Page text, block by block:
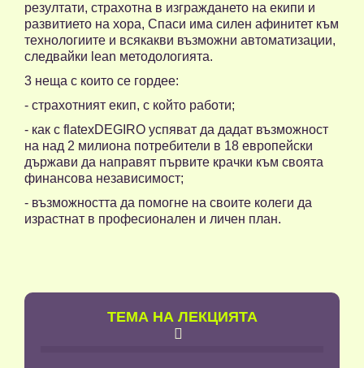
резултати, страхотна в изграждането на екипи и
развитието на хора, Спаси има силен афинитет към
технологиите и всякакви възможни автоматизации,
следвайки lean методологията.
3 неща с които се гордее:
- страхотният екип, с който работи;
- как с flatexDEGIRO успяват да дадат възможност
на над 2 милиона потребители в 18 европейски
държави да направят първите крачки към своята
финансова независимост;
- възможността да помогне на своите колеги да
израстнат в професионален и личен план.
TЕМА НА ЛЕКЦИЯТА
